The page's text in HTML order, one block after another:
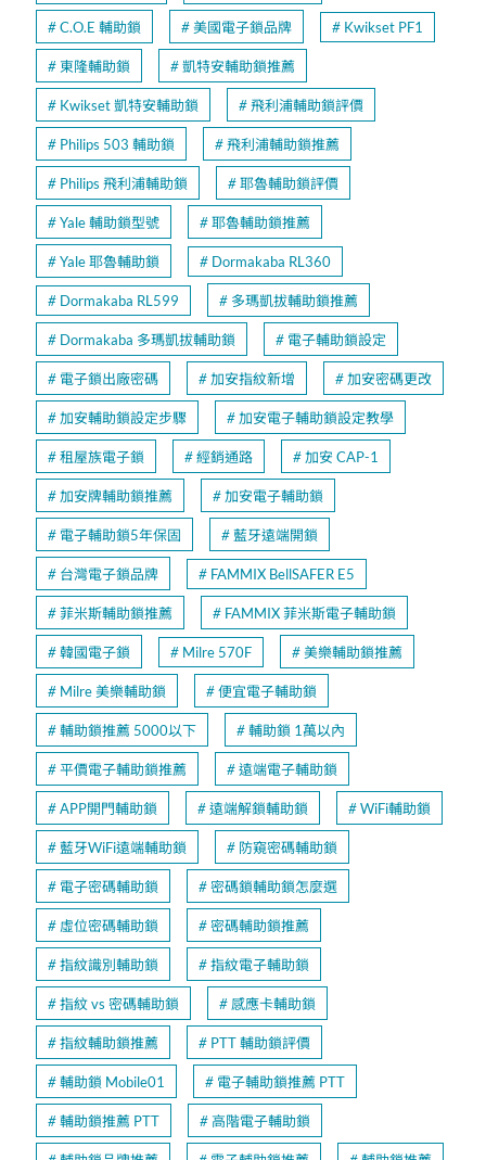
C.O.E 輔助鎖 美國電子鎖品牌 Kwikset PF1
東隆輔助鎖 凱特安輔助鎖推薦
Kwikset 凱特安輔助鎖 飛利浦輔助鎖評價
Philips 503 輔助鎖 飛利浦輔助鎖推薦
Philips 飛利浦輔助鎖 耶魯輔助鎖評價
Yale 輔助鎖型號 耶魯輔助鎖推薦
Yale 耶魯輔助鎖 Dormakaba RL360
Dormakaba RL599 多瑪凱拔輔助鎖推薦
Dormakaba 多瑪凱拔輔助鎖 電子輔助鎖設定
電子鎖出廠密碼 加安指紋新增 加安密碼更改
加安輔助鎖設定步驟 加安電子輔助鎖設定教學
租屋族電子鎖 經銷通路 加安 CAP-1
加安牌輔助鎖推薦 加安電子輔助鎖
電子輔助鎖5年保固 藍牙遠端開鎖
台灣電子鎖品牌 FAMMIX BellSAFER E5
菲米斯輔助鎖推薦 FAMMIX 菲米斯電子輔助鎖
韓國電子鎖 Milre 570F 美樂輔助鎖推薦
Milre 美樂輔助鎖 便宜電子輔助鎖
輔助鎖推薦 5000以下 輔助鎖 1萬以內
平價電子輔助鎖推薦 遠端電子輔助鎖
APP開門輔助鎖 遠端解鎖輔助鎖 WiFi輔助鎖
藍牙WiFi遠端輔助鎖 防窺密碼輔助鎖
電子密碼輔助鎖 密碼鎖輔助鎖怎麼選
虛位密碼輔助鎖 密碼輔助鎖推薦
指紋識別輔助鎖 指紋電子輔助鎖
指紋 vs 密碼輔助鎖 感應卡輔助鎖
指紋輔助鎖推薦 PTT 輔助鎖評價
輔助鎖 Mobile01 電子輔助鎖推薦 PTT
輔助鎖推薦 PTT 高階電子輔助鎖